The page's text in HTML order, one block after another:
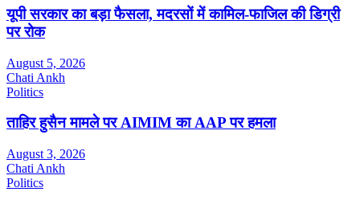
यूपी सरकार का बड़ा फैसला, मदरसों में कामिल-फाजिल की डिग्री
पर रोक
August 5, 2026
Chati Ankh
Politics
ताहिर हुसैन मामले पर AIMIM का AAP पर हमला
August 3, 2026
Chati Ankh
Politics